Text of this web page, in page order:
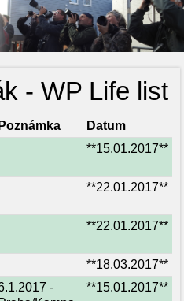
- WP Life list
Poznámka
Datum
**15.01.2017**
**22.01.2017**
**22.01.2017**
**18.03.2017**
-
**15.01.2017**